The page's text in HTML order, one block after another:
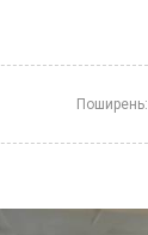
Поширень: